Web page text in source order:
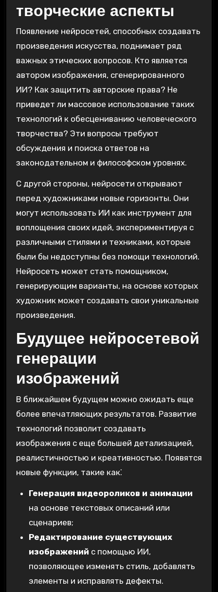
творческие аспекты
Появление нейросетей, способных создавать
произведения искусства, поднимает ряд
важных этических вопросов. Кто является
автором изображения, сгенерированного
ИИ? Как защитить авторские права? Не
приведет ли массовое использование таких
технологий к обесцениванию человеческого
творчества? Эти вопросы требуют
обсуждения и поиска ответов на
законодательном и философском уровнях.
С другой стороны, нейросети открывают
перед художниками новые горизонты. Они
могут использовать ИИ как инструмент для
воплощения своих идей, экспериментируя с
различными стилями и техниками, которые
были бы недоступны без помощи технологий.
Нейросеть может стать помощником,
генерирующим варианты, на основе которых
художник может создавать свои уникальные
произведения.
Будущее нейросетевой
генерации
изображений
В ближайшем будущем можно ожидать еще
более впечатляющих результатов. Развитие
технологий позволит создавать
изображения с еще большей детализацией,
реалистичностью и креативностью. Появятся
новые функции, такие как⁚
Генерация видеороликов и анимации
на основе текстовых описаний или
сценариев;
Редактирование существующих
изображений с помощью ИИ,
позволяющее изменять стиль, добавлять
элементы и исправлять дефекты.